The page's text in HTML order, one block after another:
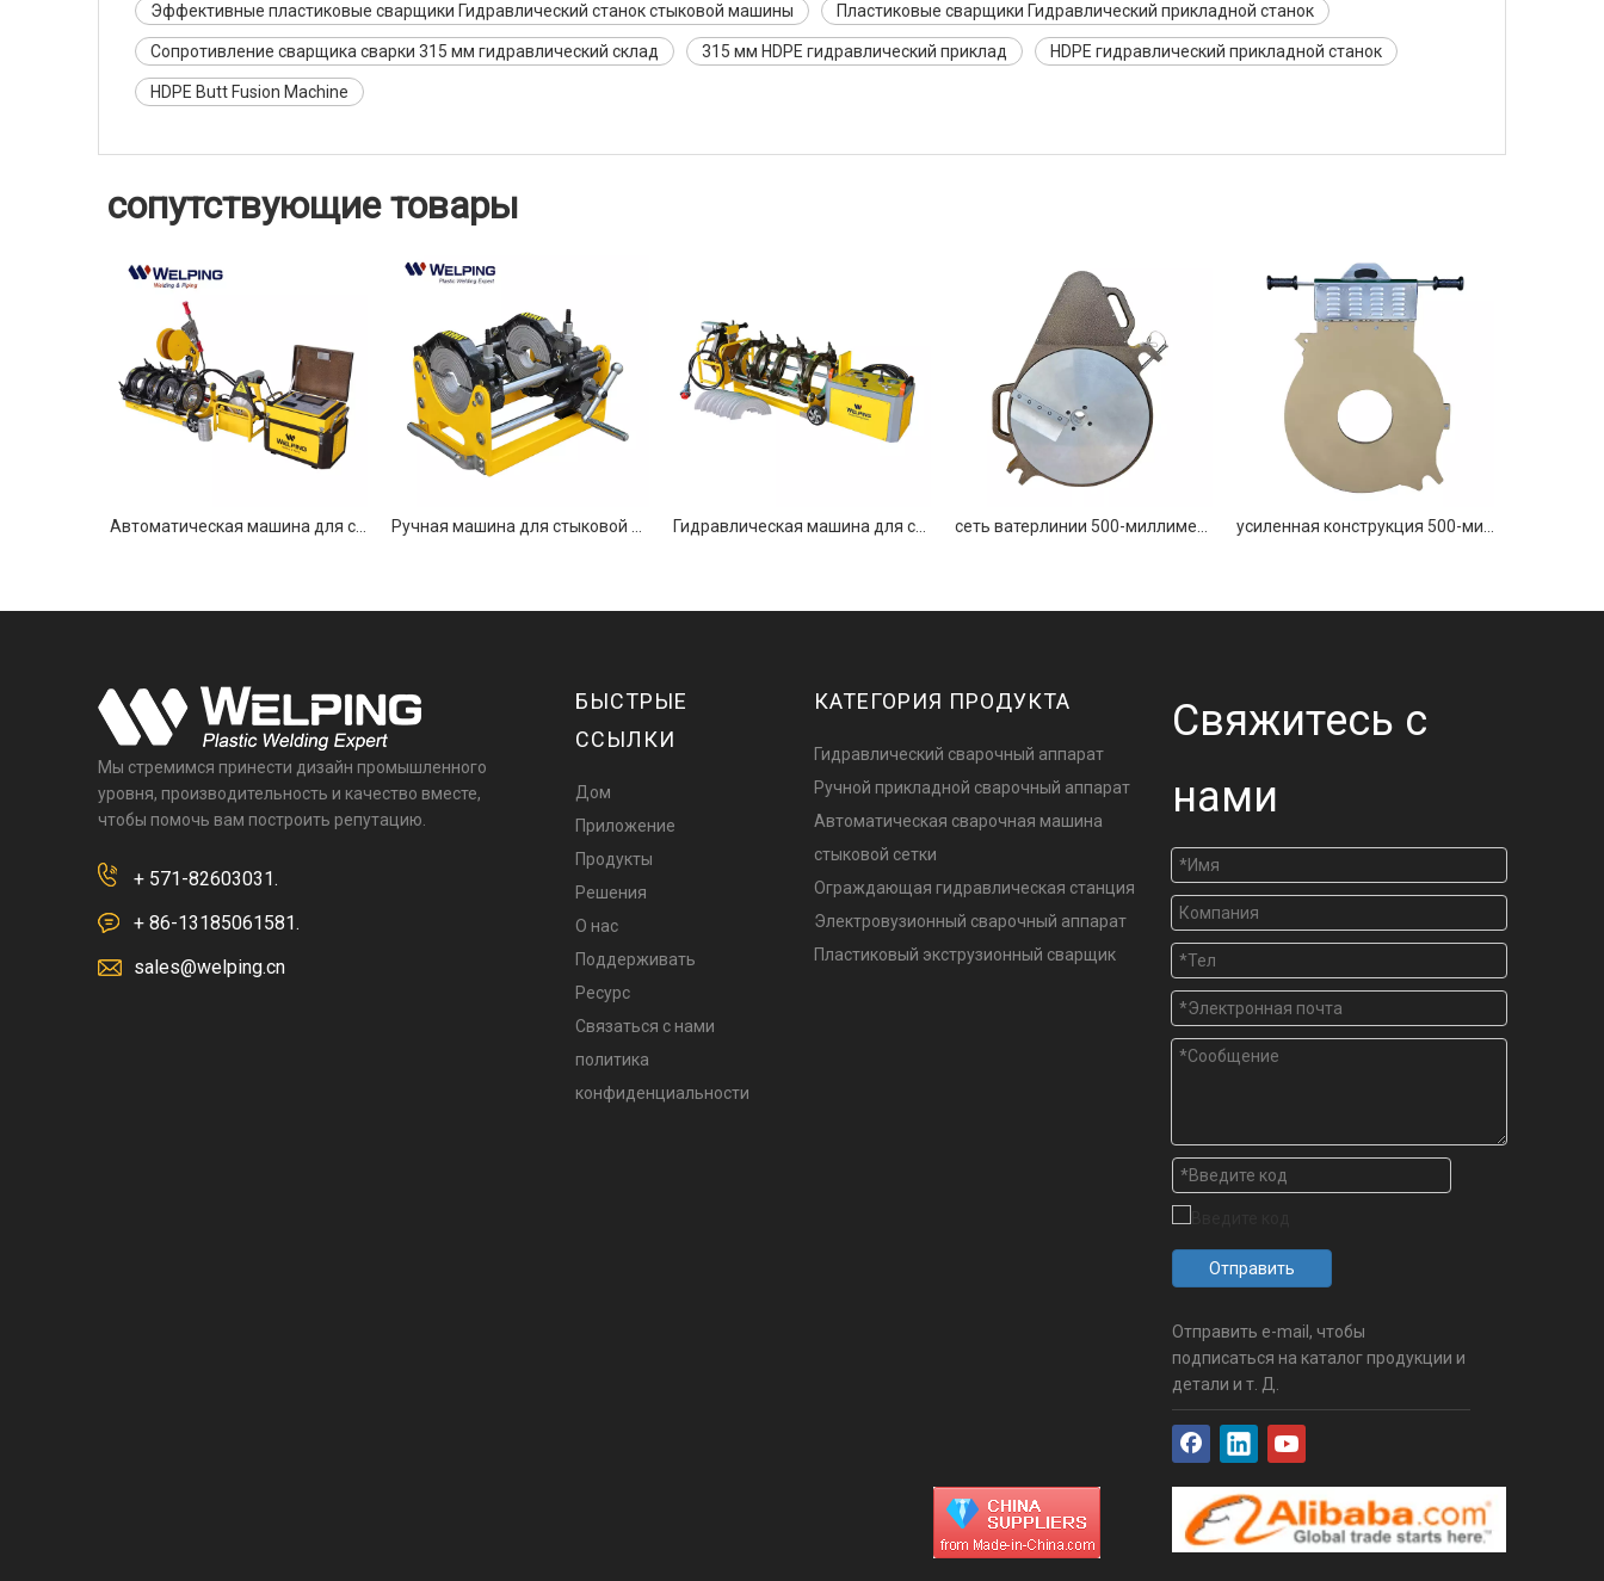
Эффективные пластиковые сварщики Гидравлический станок стыковой машины Пластиковые сварщики Гидравлический прикладной станок
Сопротивление сварщика сварки 315 мм гидравлический склад 315 мм HDPE гидравлический приклад HDPE гидравлический прикладной станок
HDPE Butt Fusion Machine
сопутствующие товары
Мы стремимся принести дизайн промышленного
уровня, производительность и качество вместе,
чтобы помочь вам построить репутацию.
+ 571-82603031.
+ 86-13185061581.
sales@welping.cn
БЫСТРЫЕ
ССЫЛКИ
Дом
Приложение
Продукты
Решения
О нас
Поддерживать
Ресурс
Связаться с нами
политика
конфиденциальности
КАТЕГОРИЯ ПРОДУКТА
Гидравлический сварочный аппарат
Ручной прикладной сварочный аппарат
Автоматическая сварочная машина
стыковой сетки
Ограждающая гидравлическая станция
Электровузионный сварочный аппарат
Пластиковый экструзионный сварщик
Свяжитесь с
нами
Отправить
Отправить e-mail, чтобы
подписаться на каталог продукции и
детали и т. Д.